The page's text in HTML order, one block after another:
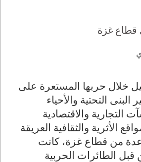
قطاع غزة
خلال حربها المستعرة على
التحتية والأحياء
التجارية والاقتصادية
الأثرية والثقافية العريقة
من قطاع غزة، كانت
قبل الطائرات الحربية